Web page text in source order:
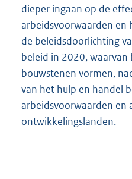
dieper ingaan op de
arbeidsvoorwaarden en
de beleidsdoorlichting
beleid in 2020, waarvan
bouwstenen vormen,
van het hulp en handel
arbeidsvoorwaarden en
ontwikkelingslanden.